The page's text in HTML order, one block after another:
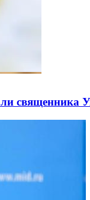
священника